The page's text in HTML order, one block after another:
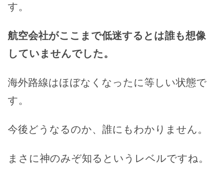
す。
航空会社がここまで低迷するとは誰も想像
していませんでした。
海外路線はほぼなくなったに等しい状態で
す。
今後どうなるのか、誰にもわかりません。
まさに神のみぞ知るというレベルですね。